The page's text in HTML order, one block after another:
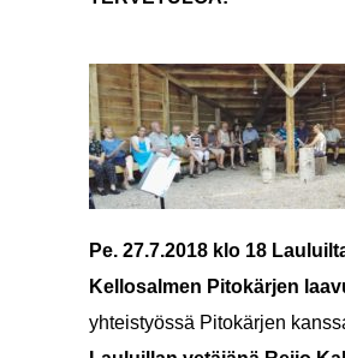
Pe. 27.7.2018 klo 18
Kellosalmen Pitokärjen
yhteistyössä Pitokärjen